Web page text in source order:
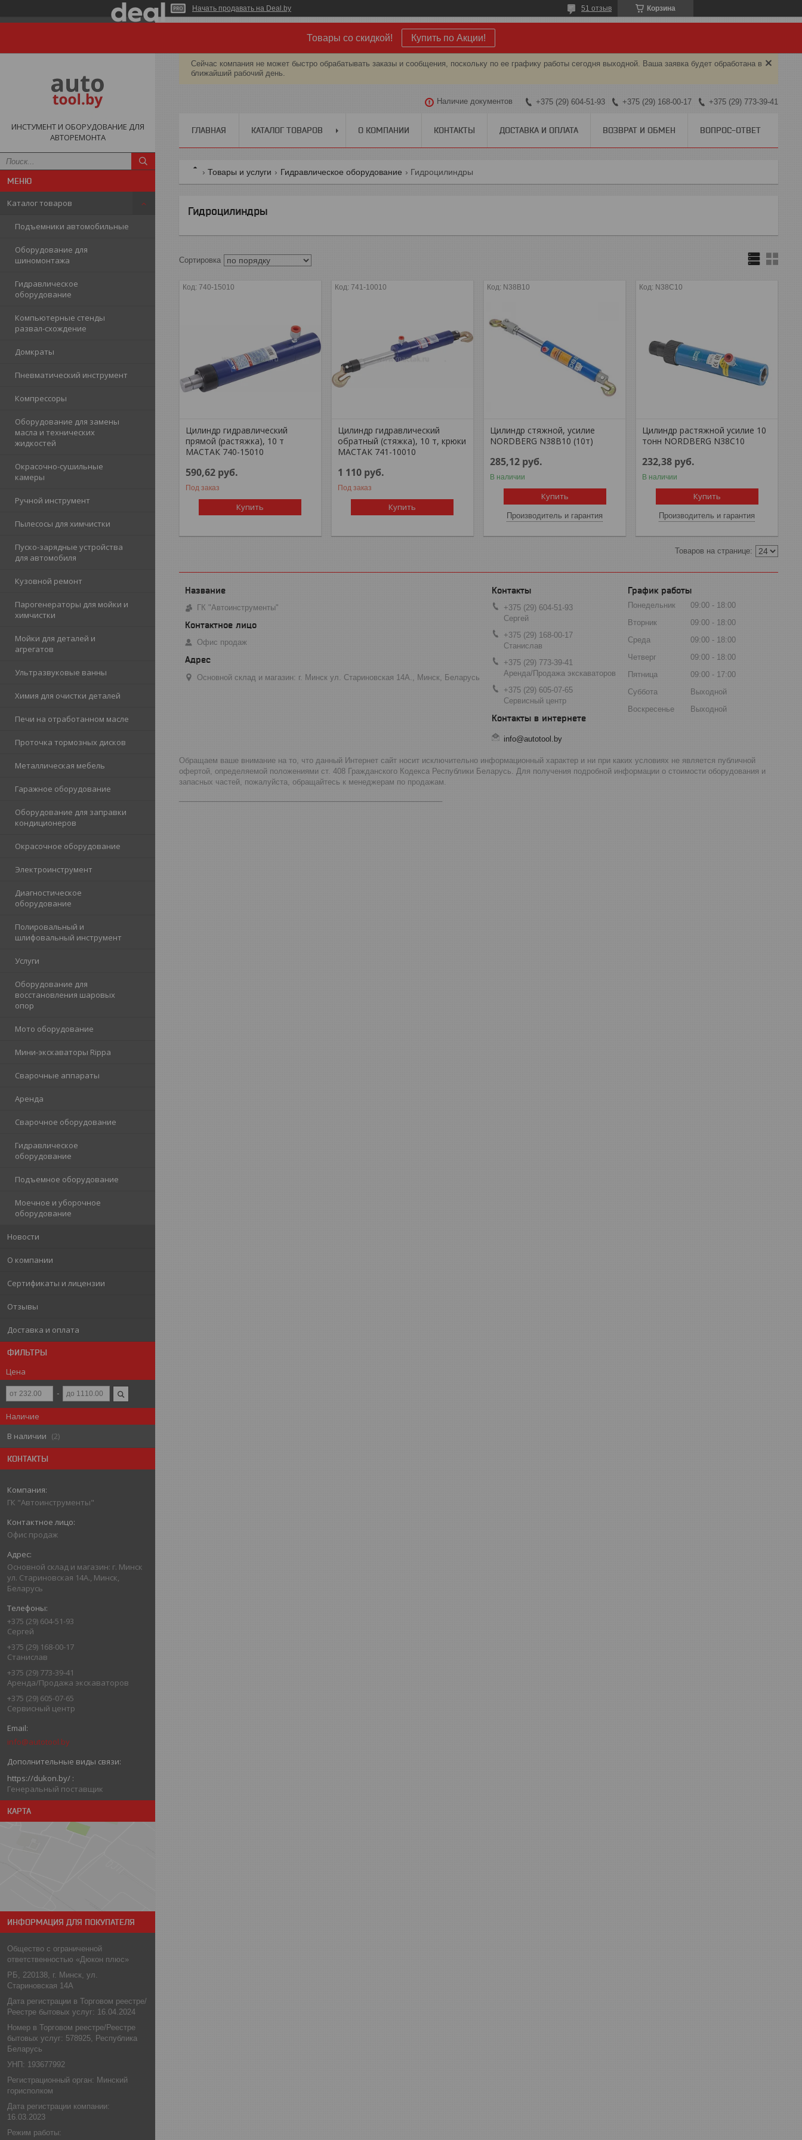
Начать продавать на Deal.by Корзина
51 отзыв
Товары со скидкой! Купить по Акции!
ИНСТУМЕНТ И ОБОРУДОВАНИЕ ДЛЯ
АВТОРЕМОНТА
Каталог товаров
Подъемники автомобильные
Оборудование для
шиномонтажа
Гидравлическое
оборудование
Компьютерные стенды
развал-схождение
Домкраты
Пневматический инструмент
Компрессоры
Оборудование для замены
масла и технических
жидкостей
Окрасочно-сушильные
камеры
Ручной инструмент
Пылесосы для химчистки
Пуско-зарядные устройства
для автомобиля
Кузовной ремонт
Парогенераторы для мойки и
химчистки
Мойки для деталей и
агрегатов
Ультразвуковые ванны
Химия для очистки деталей
Печи на отработанном масле
Проточка тормозных дисков
Металлическая мебель
Гаражное оборудование
Оборудование для заправки
кондиционеров
Окрасочное оборудование
Электроинструмент
Диагностическое
оборудование
Полировальный и
шлифовальный инструмент
Услуги
Оборудование для
восстановления шаровых
опор
Мото оборудование
Мини-экскаваторы Rippa
Сварочные аппараты
Аренда
Сварочное оборудование
Гидравлическое
оборудование
Подъемное оборудование
Моечное и уборочное
оборудование
Новости
О компании
Сертификаты и лицензии
Отзывы
Доставка и оплата
ФИЛЬТРЫ
Цена
Наличие
В наличии
2
КОНТАКТЫ
ГК "Автоинструменты"
Офис продаж
Основной склад и магазин: г. Минск
ул. Стариновская 14А., Минск,
Беларусь
+375 (29) 604-51-93
Сергей
+375 (29) 168-00-17
Станислав
+375 (29) 773-39-41
Аренда/Продажа экскаваторов
+375 (29) 605-07-65
Сервисный центр
info@autotool.by
https://dukon.by/
Генеральный поставщик
КАРТА
ИНФОРМАЦИЯ ДЛЯ ПОКУПАТЕЛЯ
Общество с ограниченной
ответственностью «Дюкон плюс»
РБ, 220138, г. Минск, ул.
Стариновская 14А
Дата регистрации в Торговом реестре/
Реестре бытовых услуг: 16.04.2024
Номер в Торговом реестре/Реестре
бытовых услуг: 578925, Республика
Беларусь
УНП: 193677992
Регистрационный орган: Минский
горисполком
Дата регистрации компании:
16.03.2023
Режим работы:
Сейчас компания не может быстро обрабатывать заказы и сообщения, поскольку по ее графику работы сегодня выходной. Ваша заявка будет обработана в
ближайший рабочий день.
Наличие документов +375 (29) 604-51-93 +375 (29) 168-00-17 +375 (29) 773-39-41
ГЛАВНАЯ КАТАЛОГ ТОВАРОВ О КОМПАНИИ КОНТАКТЫ ДОСТАВКА И ОПЛАТА ВОЗВРАТ И ОБМЕН ВОПРОС-ОТВЕТ
Товары и услуги Гидравлическое оборудование Гидроцилиндры
Гидроцилиндры
740-15010
Цилиндр гидравлический
прямой (растяжка), 10 т
МАСТАК 740-15010
590,62 руб.
Под заказ
Купить
741-10010
Цилиндр гидравлический
обратный (стяжка), 10 т, крюки
МАСТАК 741-10010
1 110 руб.
Под заказ
Купить
N38B10
Цилиндр стяжной, усилие
NORDBERG N38B10 (10т)
285,12 руб.
В наличии
Купить
Производитель и гарантия
N38C10
Цилиндр растяжной усилие 10
тонн NORDBERG N38C10
232,38 руб.
В наличии
Купить
Производитель и гарантия
ГК "Автоинструменты"
Офис продаж
Основной склад и магазин: г. Минск ул. Стариновская 14А., Минск, Беларусь
+375 (29) 604-51-93
Сергей
+375 (29) 168-00-17
Станислав
+375 (29) 773-39-41
Аренда/Продажа экскаваторов
+375 (29) 605-07-65
Сервисный центр
info@autotool.by
График работы
Понедельник 09:00
18:00
Вторник
09:00
18:00
Среда
09:00
18:00
Четверг
09:00
18:00
Пятница
09:00
17:00
Суббота
Выходной
Воскресенье
Выходной
Обращаем ваше внимание на то, что данный Интернет сайт носит исключительно информационный характер и ни при каких условиях не является публичной
офертой, определяемой положениями ст. 408 Гражданского Кодекса Республики Беларусь. Для получения подробной информации о стоимости оборудования и
запасных частей, пожалуйста, обращайтесь к менеджерам по продажам.